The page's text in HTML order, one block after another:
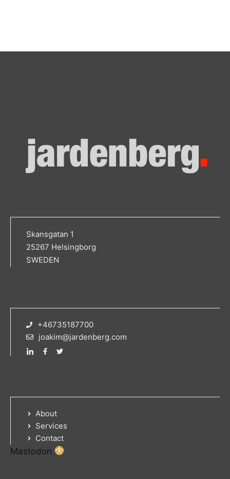
Skansgatan 1
25267 Helsingborg
SWEDEN
+46735187700
joakim@jardenberg.com
About
Services
Contact
Mastodon